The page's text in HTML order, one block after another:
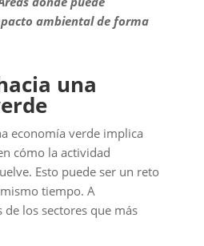
ambiental de forma
una
economía verde implica
cómo la actividad
Esto puede ser un reto
tiempo. A
los sectores que más